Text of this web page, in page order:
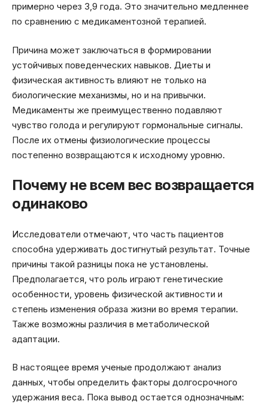
примерно через 3,9 года. Это значительно медленнее
по сравнению с медикаментозной терапией.
Причина может заключаться в формировании
устойчивых поведенческих навыков. Диеты и
физическая активность влияют не только на
биологические механизмы, но и на привычки.
Медикаменты же преимущественно подавляют
чувство голода и регулируют гормональные сигналы.
После их отмены физиологические процессы
постепенно возвращаются к исходному уровню.
Почему не всем вес возвращается
одинаково
Исследователи отмечают, что часть пациентов
способна удерживать достигнутый результат. Точные
причины такой разницы пока не установлены.
Предполагается, что роль играют генетические
особенности, уровень физической активности и
степень изменения образа жизни во время терапии.
Также возможны различия в метаболической
адаптации.
В настоящее время ученые продолжают анализ
данных, чтобы определить факторы долгосрочного
удержания веса. Пока вывод остается однозначным: